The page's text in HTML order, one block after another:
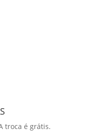
troca é grátis.